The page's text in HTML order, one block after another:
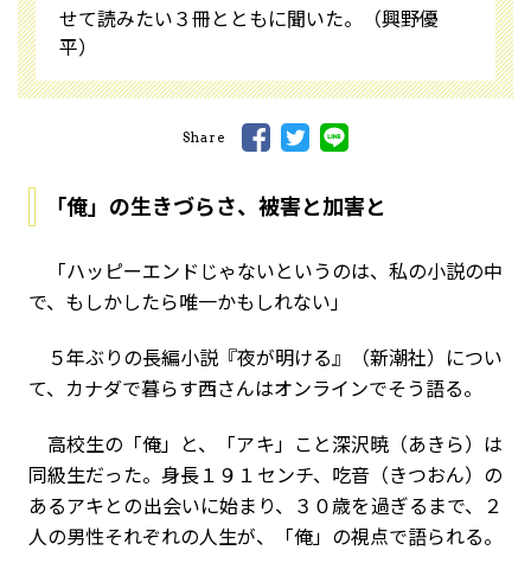
せて読みたい３冊とともに聞いた。（興野優
平）
Share
「俺」の生きづらさ、被害と加害と
「ハッピーエンドじゃないというのは、私の小説の中
で、もしかしたら唯一かもしれない」
５年ぶりの長編小説『夜が明ける』（新潮社）につい
て、カナダで暮らす西さんはオンラインでそう語る。
高校生の「俺」と、「アキ」こと深沢暁（あきら）は
同級生だった。身長１９１センチ、吃音（きつおん）の
あるアキとの出会いに始まり、３０歳を過ぎるまで、２
人の男性それぞれの人生が、「俺」の視点で語られる。